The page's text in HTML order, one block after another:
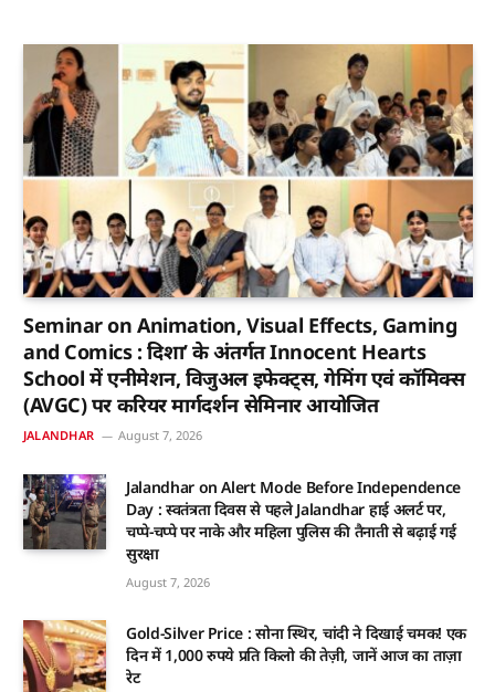
Seminar on Animation, Visual Effects, Gaming
and Comics : दिशा’ के अंतर्गत Innocent Hearts
School में एनीमेशन, विजुअल इफेक्ट्स, गेमिंग एवं कॉमिक्स
(AVGC) पर करियर मार्गदर्शन सेमिनार आयोजित
JALANDHAR August 7, 2026
Jalandhar on Alert Mode Before Independence
Day : स्वतंत्रता दिवस से पहले Jalandhar हाई अलर्ट पर,
चप्पे-चप्पे पर नाके और महिला पुलिस की तैनाती से बढ़ाई गई
सुरक्षा
August 7, 2026
Gold-Silver Price : सोना स्थिर, चांदी ने दिखाई चमक! एक
दिन में 1,000 रुपये प्रति किलो की तेज़ी, जानें आज का ताज़ा
रेट